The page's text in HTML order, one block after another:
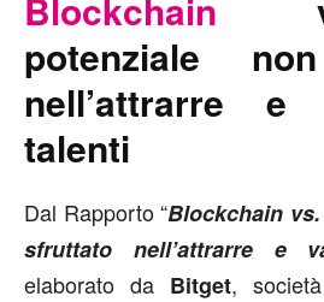
potenziale
nell’attrarre e
talenti
Dal Rapporto “Blockchain
sfruttato nell’attrarre e
elaborato da Bitget,